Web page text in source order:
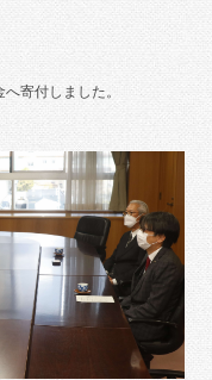
寄付しました。